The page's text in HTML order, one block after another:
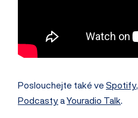
Poslouchejte také ve Spotify,
PodcastyaYouradio Talk.